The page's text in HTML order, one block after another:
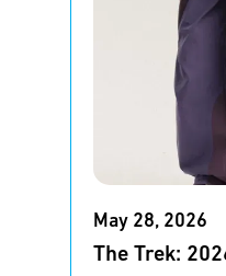
May 28, 2026
The Trek: